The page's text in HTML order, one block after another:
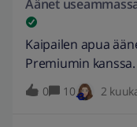
Äänet
Kaipailen apua
Premiumin
hiljaiset, vaikka ne
0 10 2